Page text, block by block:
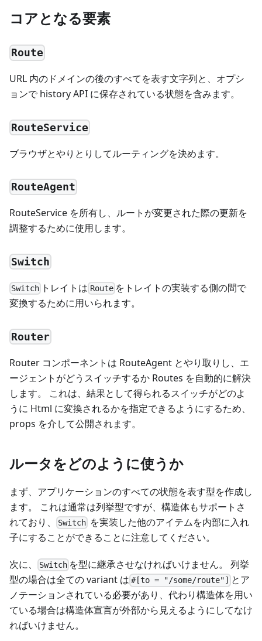
コアとなる要素
Route
URL 内のドメインの後のすべてを表す文字列と、オプシ
ョンで history API に保存されている状態を含みます。
RouteService
ブラウザとやりとりしてルーティングを決めます。
RouteAgent
RouteService を所有し、ルートが変更された際の更新を
調整するために使用します。
Switch
Switch トレイトは Routeをトレイトの実装する側の間で
変換するために用いられます。
Router
Router コンポーネントは RouteAgent とやり取りし、エ
ージェントがどうスイッチするか Routes を自動的に解決
します。 これは、結果として得られるスイッチがどのよ
うに Html に変換されるかを指定できるようにするため、
props を介して公開されます。
ルータをどのように使うか
まず、アプリケーションのすべての状態を表す型を作成し
ます。 これは通常は列挙型ですが、構造体もサポートさ
れており、
Switch を実装した他のアイテムを内部に入れ
子にすることができることに注意してください。
次に、 Switch を型に継承させなければいけません。 列挙
型の場合は全ての variant は #[to = "/some/route"] とア
ノテーションされている必要があり、代わり構造体を用い
ている場合は構造体宣言が外部から見えるようにしてなけ
ればいけません。